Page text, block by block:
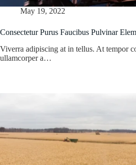
May 19, 2022
Consectetur Purus Faucibus Pulvinar
Viverra adipiscing at in tellus. At tempor
ullamcorper a…